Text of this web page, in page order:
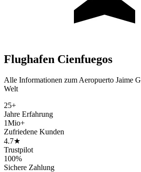
Flughafen Cienfuegos
Alle Informationen zum Aeropuerto Jaime
Welt
25+
Jahre Erfahrung
1Mio+
Zufriedene Kunden
4.7★
Trustpilot
100%
Sichere Zahlung